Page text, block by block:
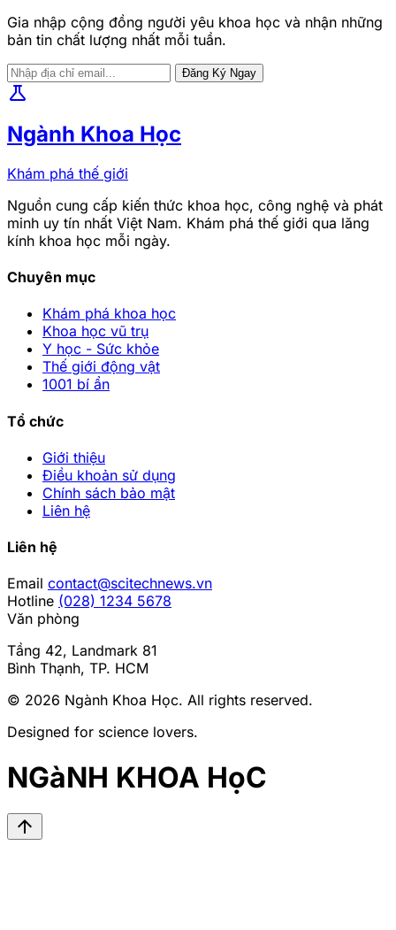
Gia nhập cộng đồng người yêu khoa học và nhận những
bản tin chất lượng nhất mỗi tuần.
Đăng Ký Ngay
science
Ngành Khoa Học
Khám phá thế giới
Nguồn cung cấp kiến thức khoa học, công nghệ và phát
minh uy tín nhất Việt Nam. Khám phá thế giới qua lăng
kính khoa học mỗi ngày.
Chuyên mục
Khám phá khoa học
Khoa học vũ trụ
Y học - Sức khỏe
Thế giới động vật
1001 bí ẩn
Tổ chức
Giới thiệu
Điều khoản sử dụng
Chính sách bảo mật
Liên hệ
Liên hệ
Email contact@scitechnews.vn
Hotline (028) 1234 5678
Văn phòng
Tầng 42, Landmark 81
Bình Thạnh, TP. HCM
© 2026 Ngành Khoa Học. All rights reserved.
Designed for science lovers.
NGàNH KHOA HọC
arrow_upward